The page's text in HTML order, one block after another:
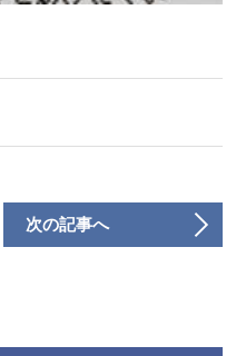
次の記事へ